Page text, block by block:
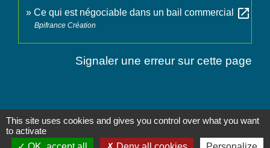
Ce qui est négociable dans un bail commercial open_in_new
Bpifrance Création
Signaler une erreur sur cette page
Contactez-nous
This site uses cookies and gives you control over what you want
to activate